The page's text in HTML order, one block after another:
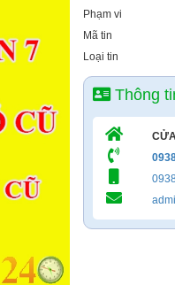
Phạm vi
Mã tin
Loại tin
Thông